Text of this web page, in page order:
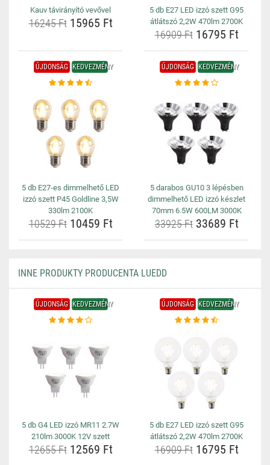
Kauv távirányító vevővel
16245 Ft15965 Ft
5 db E27 LED izzó szett G95
átlátszó 2,2W 470lm 2700K
16909 Ft16795 Ft
ÚJDONSÁG KEDVEZMÉNY
5 db E27-es dimmelhető LED
izzó szett P45 Goldline 3,5W
330lm 2100K
10529 Ft10459 Ft
ÚJDONSÁG KEDVEZMÉNY
5 darabos GU10 3 lépésben
dimmelhető LED izzó készlet
70mm 6.5W 600LM 3000K
33925 Ft33689 Ft
INNE PRODUKTY PRODUCENTA LUEDD
ÚJDONSÁG KEDVEZMÉNY
5 db G4 LED izzó MR11 2.7W
210lm 3000K 12V szett
12655 Ft12569 Ft
ÚJDONSÁG KEDVEZMÉNY
5 db E27 LED izzó szett G95
átlátszó 2,2W 470lm 2700K
16909 Ft16795 Ft